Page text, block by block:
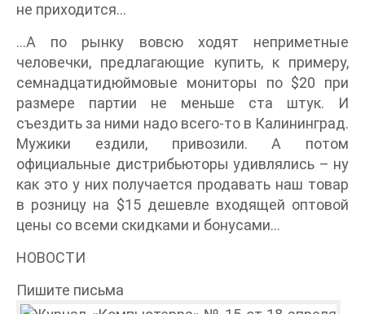
не приходится…
…А по рынку вовсю ходят неприметные
человечки, предлагающие купить, к примеру,
семнадцатидюймовые мониторы по $20 при
размере партии не меньше ста штук. И
съездить за ними надо всего-то в Калининград.
Мужики ездили, привозили. А потом
официальные дистрибьюторы удивлялись – ну
как это у них получается продавать наш товар
в розницу на $15 дешевле входящей оптовой
цены со всеми скидками и бонусами…
НОВОСТИ
Пишите письма